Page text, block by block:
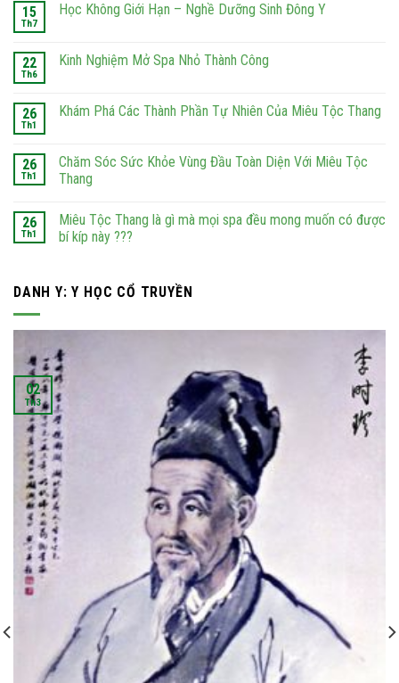
15
Th7
Học Không Giới Hạn – Nghề Dưỡng Sinh Đông Y
22
Th6
Kinh Nghiệm Mở Spa Nhỏ Thành Công
26
Th1
Khám Phá Các Thành Phần Tự Nhiên Của Miêu Tộc Thang
26
Th1
Chăm Sóc Sức Khỏe Vùng Đầu Toàn Diện Với Miêu Tộc
Thang
26
Th1
Miêu Tộc Thang là gì mà mọi spa đều mong muốn có được
bí kíp này ???
DANH Y: Y HỌC CỔ TRUYỀN
02
Th3